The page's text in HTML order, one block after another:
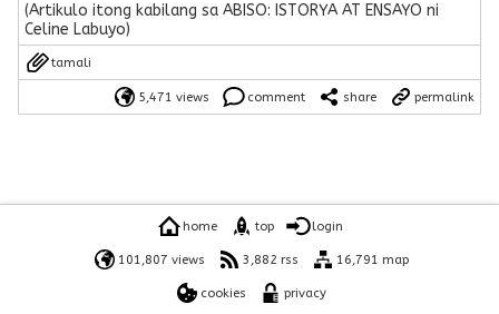
(Artikulo itong kabilang sa ABISO: ISTORYA AT ENSAYO ni
Celine Labuyo)
tamali
5,471 views comment share permalink
home top login
101,807 views 3,882 rss 16,791 map
cookies privacy